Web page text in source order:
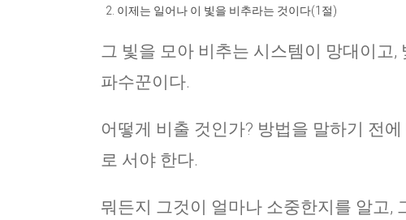
이제는 일어나 이 빛을 비추라는 것이다(1절)
그 빛을 모아 비추는 시스템이 망대이고
파수꾼이다.
어떻게 비출 것인가? 방법을 말하기 전
로 서야 한다.
뭐든지 그것이 얼마나 소중한지를 알고,